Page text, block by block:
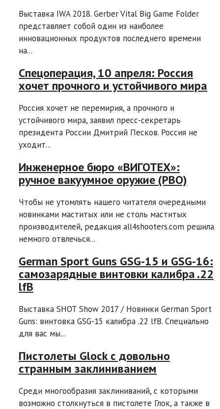
Выставка IWA 2018. Gerber Vital Big Game Folder
представляет собой один из наиболее
инновационных продуктов последнего времени
на...
Спецоперация, 10 апреля: Россия
хочет прочного и устойчивого мира
Россия хочет не перемирия, а прочного и
устойчивого мира, заявил пресс-секретарь
президента России Дмитрий Песков. Россия не
уходит...
Инженерное бюро «ВИГОТЕХ»:
ручное вакуумное оружие (РВО)
Чтобы не утомлять нашего читателя очередными
новинками маститых или не столь маститых
производителей, редакция all4shooters.com решила
немного отвлечься...
German Sport Guns GSG-15 и GSG-16:
самозарядные винтовки калибра .22
lfB
Выставка SHOT Show 2017 / Новинки German Sport
Guns: винтовка GSG-15 калибра .22 lfB. Специально
для вас мы...
Пистолеты Glock с довольно
странным заклиниванием
Среди многообразия заклиниваний, с которыми
возможно столкнуться в пистолете Глок, а также в